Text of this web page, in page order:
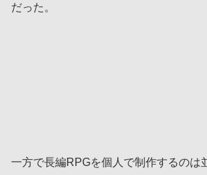
だった。
一方で長編RPGを個人で制作するのは